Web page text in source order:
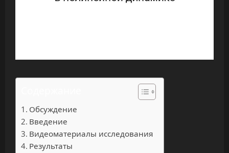
Обсуждение
Введение
Видеоматериалы исследования
Результаты